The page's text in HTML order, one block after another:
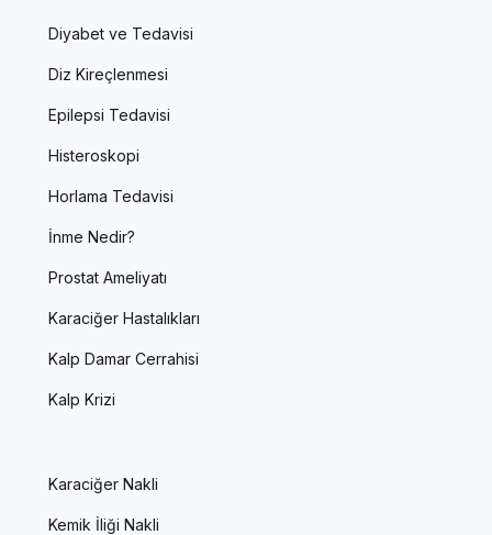
Diyabet ve Tedavisi
Diz Kireçlenmesi
Epilepsi Tedavisi
Histeroskopi
Horlama Tedavisi
İnme Nedir?
Prostat Ameliyatı
Karaciğer Hastalıkları
Kalp Damar Cerrahisi
Kalp Krizi
Karaciğer Nakli
Kemik İliği Nakli